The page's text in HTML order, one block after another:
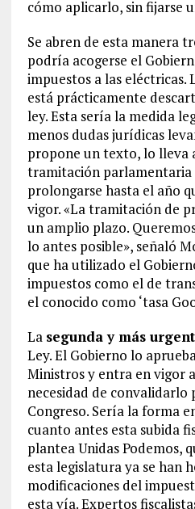
cómo aplicarlo, sin fijarse
Se abren de esta manera
podría acogerse el
impuestos a las eléctricas.
está prácticamente
ley. Esta sería la medida
menos dudas jurídicas
propone un texto, lo lleva
tramitación parlamentaria
prolongarse hasta el año
vigor. «La tramitación de
un amplio plazo.
lo antes posible», señaló
que ha utilizado el
impuestos como el de
el conocido como ‘tasa
La segunda y más
Ley. El Gobierno lo
Ministros y entra en vigor
necesidad de
Congreso. Sería la forma
cuanto antes esta subida
plantea Unidas Podemos,
esta legislatura ya se han
modificaciones del
esta vía. Expertos